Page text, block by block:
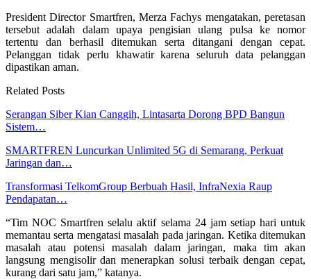
President Director Smartfren, Merza Fachys mengatakan, peretasan
tersebut adalah dalam upaya pengisian ulang pulsa ke nomor
tertentu dan berhasil ditemukan serta ditangani dengan cepat.
Pelanggan tidak perlu khawatir karena seluruh data pelanggan
dipastikan aman.
Related Posts
Serangan Siber Kian Canggih, Lintasarta Dorong BPD Bangun
Sistem…
SMARTFREN Luncurkan Unlimited 5G di Semarang, Perkuat
Jaringan dan…
Transformasi TelkomGroup Berbuah Hasil, InfraNexia Raup
Pendapatan…
“Tim NOC Smartfren selalu aktif selama 24 jam setiap hari untuk
memantau serta mengatasi masalah pada jaringan. Ketika ditemukan
masalah atau potensi masalah dalam jaringan, maka tim akan
langsung mengisolir dan menerapkan solusi terbaik dengan cepat,
kurang dari satu jam,” katanya.